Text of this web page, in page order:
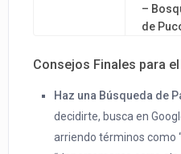
–
de
Consejos Finales para
Haz una Búsqueda de
decidirte, busca en
arriendo términos como